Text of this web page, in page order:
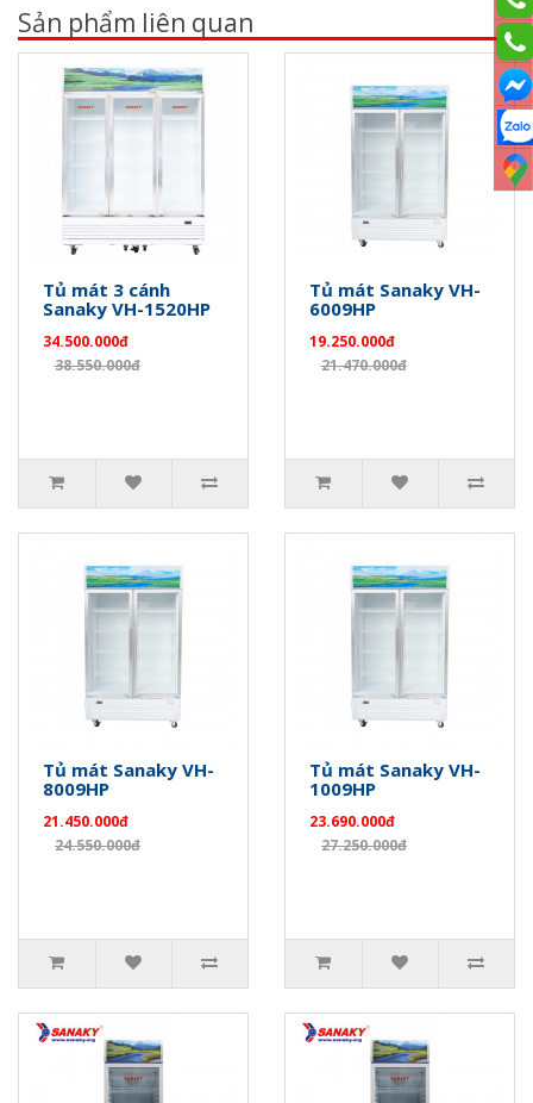
Sản phẩm liên quan
Tủ mát 3 cánh
Sanaky VH-1520HP
34.500.000đ
38.550.000đ
Tủ mát Sanaky VH-
6009HP
19.250.000đ
21.470.000đ
Tủ mát Sanaky VH-
8009HP
21.450.000đ
24.550.000đ
Tủ mát Sanaky VH-
1009HP
23.690.000đ
27.250.000đ